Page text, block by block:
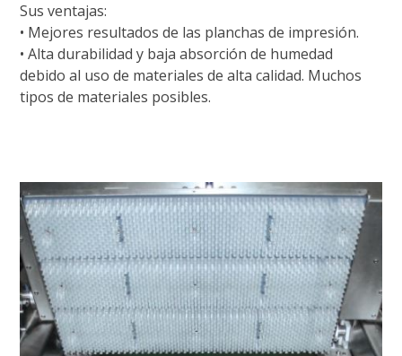
Sus ventajas:
• Mejores resultados de las planchas de impresión.
• Alta durabilidad y baja absorción de humedad
debido al uso de materiales de alta calidad. Muchos
tipos de materiales posibles.